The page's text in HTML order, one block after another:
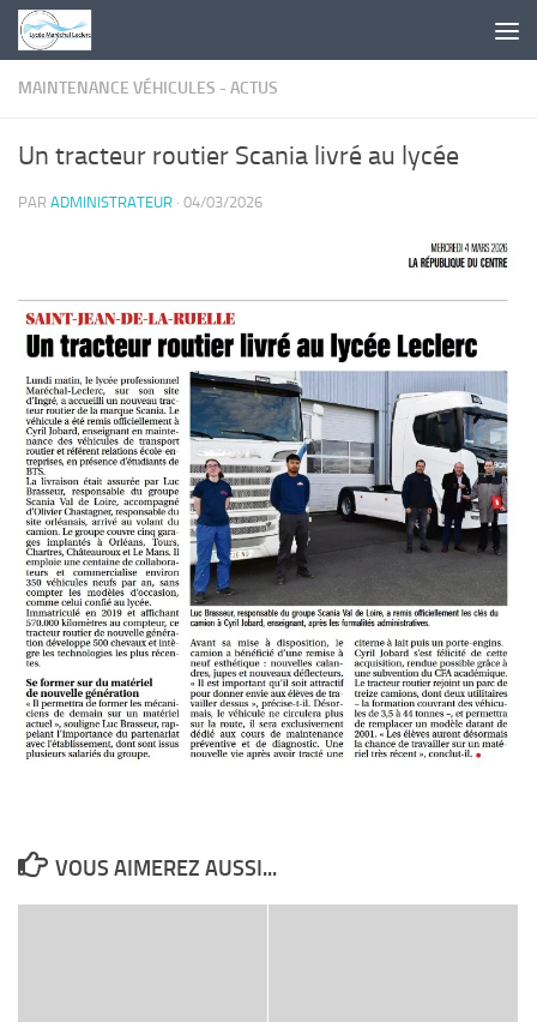
Skip to content
MAINTENANCE VÉHICULES - ACTUS
Un tracteur routier Scania livré au lycée
PAR ADMINISTRATEUR · 04/03/2026
VOUS AIMEREZ AUSSI...